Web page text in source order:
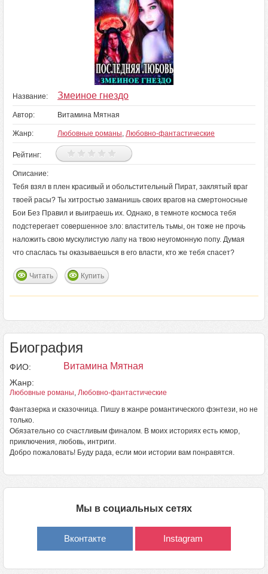
Название: Змеиное гнездо
Автор: Витамина Мятная
Жанр: Любовные романы, Любовно-фантастические
Рейтинг:
Описание:
Тебя взял в плен красивый и обольстительный Пират, заклятый враг
твоей расы? Ты хитростью заманишь своих врагов на смертоносные
Бои Без Правил и выиграешь их. Однако, в темноте космоса тебя
подстерегает совершенное зло: властитель тьмы, он тоже не прочь
наложить свою мускулистую лапу на твою неугомонную попу. Думая
что спаслась ты оказываешься в его власти, кто же тебя спасет?
Читать Купить
Биография
ФИО: Витамина Мятная
Жанр:
Любовные романы, Любовно-фантастические
Фантазерка и сказочница. Пишу в жанре романтического фэнтези, но не
только.
Обязательно со счастливым финалом. В моих историях есть юмор,
приключения, любовь, интриги.
Добро пожаловать! Буду рада, если мои истории вам понравятся.
Мы в социальных сетях
Вконтакте Instagram